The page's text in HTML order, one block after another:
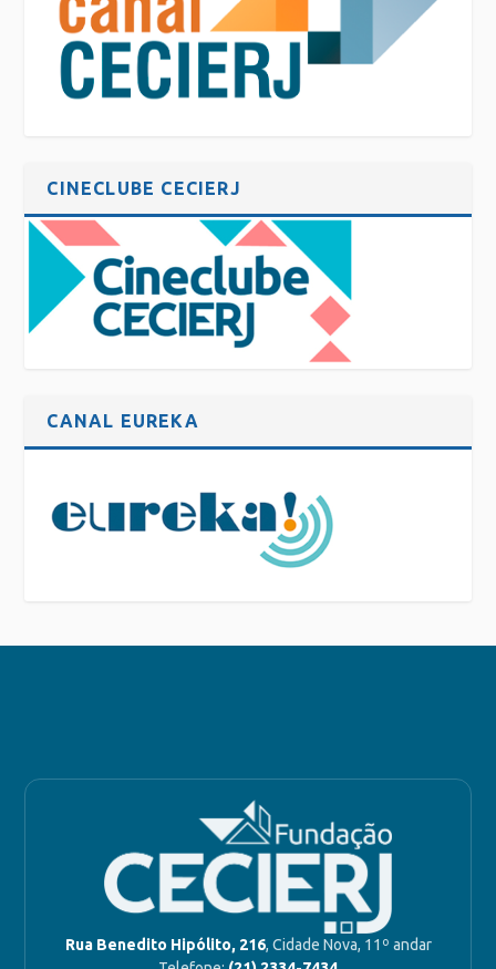
CINECLUBE CECIERJ
CANAL EUREKA
Rua Benedito Hipólito, 216, Cidade Nova, 11º andar